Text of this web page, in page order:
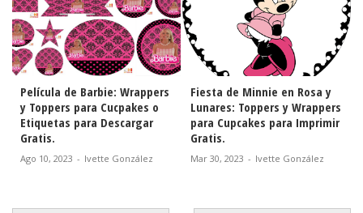
Fiesta de Minnie en Rosa y
Lunares: Toppers y Wrappers
para Cupcakes para Imprimir
Gratis.
Mar 30, 2023 - Ivette González
Huellas de Cachorro: Toppers
para Cupcakes o Etiquetas
Circulares para Imprimir
Gratis.
Jun 28, 2022 Lady Spain